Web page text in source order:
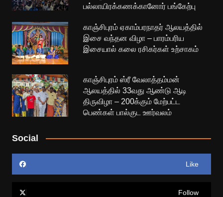
பல்லாயிரக்கணக்கானோர் பங்கேற்பு
காஞ்சிபுரம் ஏகாம்பரநாதர் ஆலயத்தில்
இசை வந்தன விழா – பாரம்பரிய
இசையால் கலை ரசிகர்கள் உற்சாகம்
காஞ்சிபுரம் ஸ்ரீ வேலாத்தம்மன்
ஆலயத்தில் 33வது ஆண்டு ஆடி
திருவிழா – 200க்கும் மேற்பட்ட
பெண்கள் பால்குட ஊர்வலம்
Social
Like
Follow